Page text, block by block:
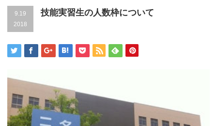
9.19
2018
技能実習生の人数枠について